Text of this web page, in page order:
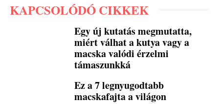
KAPCSOLÓDÓ CIKKEK
Egy új kutatás megmutatta,
miért válhat a kutya vagy a
macska valódi érzelmi
támaszunkká
Ez a 7 legnyugodtabb
macskafajta a világon